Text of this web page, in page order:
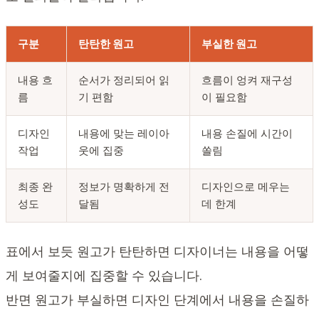
구분 탄탄한 원고 부실한 원고
내용 흐
름
순서가 정리되어 읽
기 편함
흐름이 엉켜 재구성
이 필요함
디자인
작업
내용에 맞는 레이아
웃에 집중
내용 손질에 시간이
쏠림
최종 완
성도
정보가 명확하게 전
달됨
디자인으로 메우는
데 한계
표에서 보듯 원고가 탄탄하면 디자이너는 내용을 어떻
게 보여줄지에 집중할 수 있습니다.
반면 원고가 부실하면 디자인 단계에서 내용을 손질하